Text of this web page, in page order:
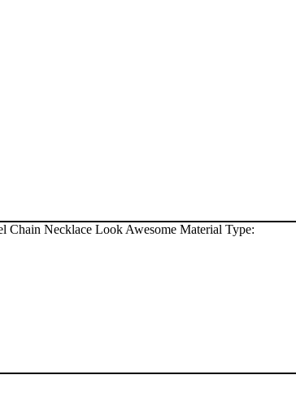
Chain Necklace Look Awesome Material Type: